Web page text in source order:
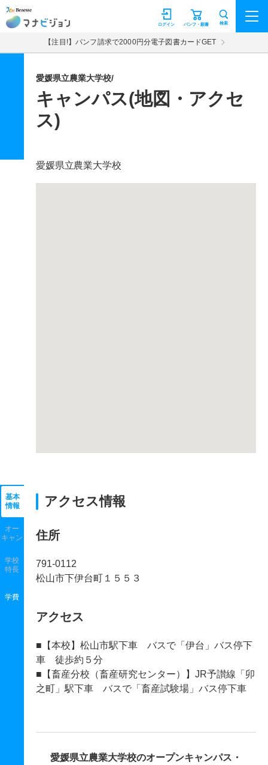
マナビジョン パンフ・願書
ログイン 検索
【注目!】パンフ請求で2000円分電子図書カードGET
愛媛県立農業大学校/
キャンパス(地図・アクセ
ス)
基本
情報
オー
キャン
学校
特長
学費
愛媛県立農業大学校
アクセス情報
住所
791-0112
松山市下伊台町１５５３
アクセス
■【本校】松山市駅下車 バスで「伊台」バス停下
車 徒歩約５分
■【畜産分校（畜産研究センター）】JR予讃線「卯
之町」駅下車 バスで「畜産試験場」バス停下車
愛媛県立農業大学校のオープンキャンパス・